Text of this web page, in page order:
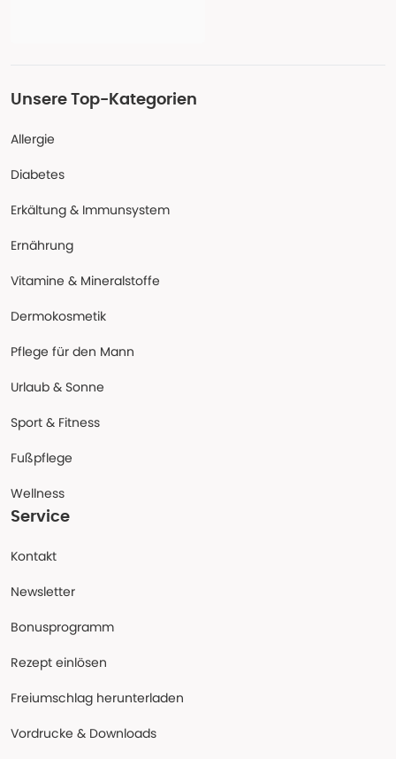
Unsere Top-Kategorien
Allergie
Diabetes
Erkältung & Immunsystem
Ernährung
Vitamine & Mineralstoffe
Dermokosmetik
Pflege für den Mann
Urlaub & Sonne
Sport & Fitness
Fußpflege
Wellness
Service
Kontakt
Newsletter
Bonusprogramm
Rezept einlösen
Freiumschlag herunterladen
Vordrucke & Downloads